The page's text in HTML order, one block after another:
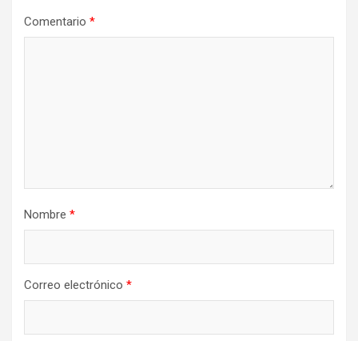
Comentario *
Nombre *
Correo electrónico *